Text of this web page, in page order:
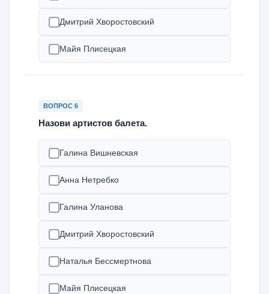
Дмитрий Хворостовский
Майя Плисецкая
ВОПРОС 6
Назови артистов балета.
Галина Вишневская
Анна Нетребко
Галина Уланова
Дмитрий Хворостовский
Наталья Бессмертнова
Майя Плисецкая